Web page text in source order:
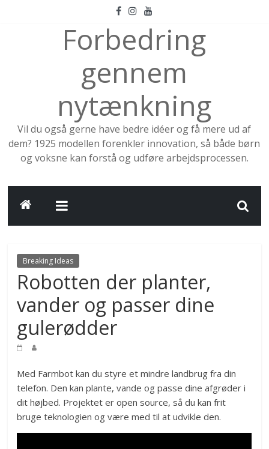
Forbedring
gennem
nytænkning
Vil du også gerne have bedre idéer og få mere ud af
dem? 1925 modellen forenkler innovation, så både børn
og voksne kan forstå og udføre arbejdsprocessen.
Breaking Ideas
Robotten der planter,
vander og passer dine
gulerødder
Med Farmbot kan du styre et mindre landbrug fra din
telefon. Den kan plante, vande og passe dine afgrøder i
dit højbed. Projektet er open source, så du kan frit
bruge teknologien og være med til at udvikle den.